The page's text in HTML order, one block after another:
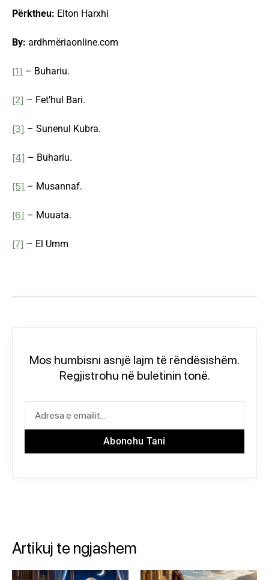
Përktheu: Elton Harxhi
By: ardhmëriaonline.com
[1] – Buhariu.
[2] – Fet’hul Bari.
[3] – Sunenul Kubra.
[4] – Buhariu.
[5] – Musannaf.
[6] – Muuata.
[7] – El Umm
Mos humbisni asnjë lajm të rëndësishëm.
Regjistrohu në buletinin tonë.
Abonohu Tani
Artikuj te ngjashem